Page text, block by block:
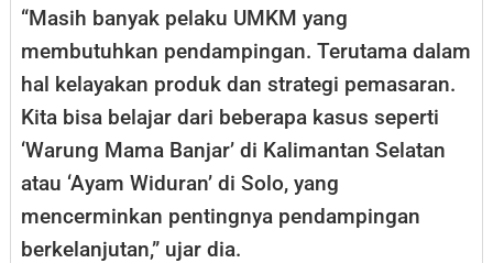
“Masih banyak pelaku UMKM yang
membutuhkan pendampingan. Terutama dalam
hal kelayakan produk dan strategi pemasaran.
Kita bisa belajar dari beberapa kasus seperti
‘Warung Mama Banjar’ di Kalimantan Selatan
atau ‘Ayam Widuran’ di Solo, yang
mencerminkan pentingnya pendampingan
berkelanjutan,” ujar dia.